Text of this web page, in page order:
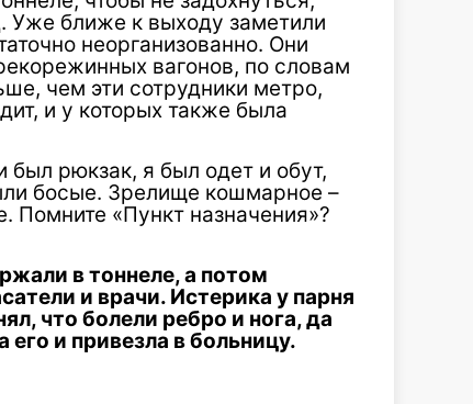
Уже ближе к выходу заметили
неорганизованно. Они
вагонов, по словам
чем эти сотрудники метро,
и у которых также была
рюкзак, я был одет и обут,
босые. Зрелище кошмарное –
Помните «Пункт назначения»?
в тоннеле, а потом
и врачи. Истерика у парня
что болели ребро и нога, да
и привезла в больницу.